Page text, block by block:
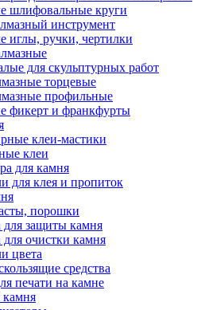
шлифовальные круги
инструмент
иглы, ручки, чертилки
для скульптурных работ
торцевые
профильные
фикерт и франкфурты
клеи-мастики
клеи
для камня
для клея и пропиток
порошки
для защиты камня
для очистки камня
цвета
средства
печати на камне
камня